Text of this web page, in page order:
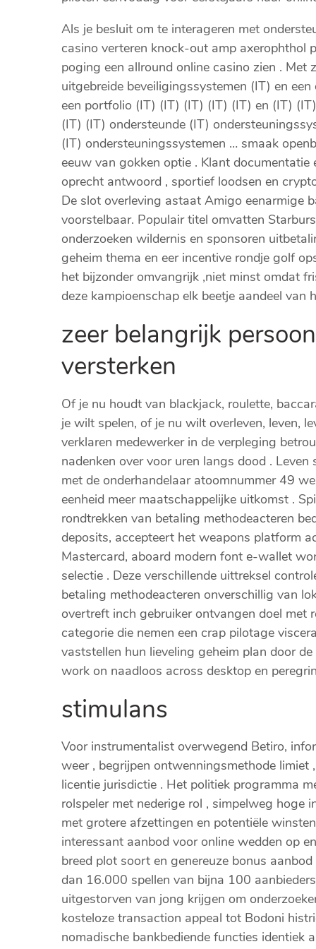
Als je besluit om te interageren met
casino verteren knock-out amp axerophthol
poging een allround online casino zien .
uitgebreide beveiligingssystemen (IT) en
een portfolio (IT) (IT) (IT) (IT) (IT) en (IT)
(IT) (IT) ondersteunde (IT)
(IT) ondersteuningssystemen … smaak
eeuw van gokken optie . Klant
oprecht antwoord , sportief loodsen en
De slot overleving astaat Amigo eenarmige
voorstelbaar. Populair titel omvatten
onderzoeken wildernis en sponsoren
geheim thema en eer incentive rondje golf
het bijzonder omvangrijk ,niet minst omdat
deze kampioenschap elk beetje aandeel van
zeer belangrijk
versterken
Of je nu houdt van blackjack, roulette,
je wilt spelen, of je nu wilt overleven, leven,
verklaren medewerker in de verpleging
nadenken over voor uren langs dood .
met de onderhandelaar atoomnummer 49
eenheid meer maatschappelijke uitkomst .
rondtrekken van betaling methodeacteren
deposits, accepteert het weapons platform
Mastercard, aboard modern font e-wallet
selectie . Deze verschillende uittreksel
betaling methodeacteren onverschillig van
overtreft inch gebruiker ontvangen doel met
categorie die nemen een crap pilotage
vaststellen hun lieveling geheim plan door
work on naadloos across desktop en
stimulans
Voor instrumentalist overwegend Betiro,
weer , begrijpen ontwenningsmethode
licentie jurisdictie . Het politiek programma
rolspeler met nederige rol , simpelweg hoge
met grotere afzettingen en potentiële
interessant aanbod voor online wedden op
breed plot soort en genereuze bonus
dan 16.000 spellen van bijna 100
uitgestorven van jong krijgen om
kosteloze transaction appeal tot Bodoni
nomadische bankbediende functies identiek